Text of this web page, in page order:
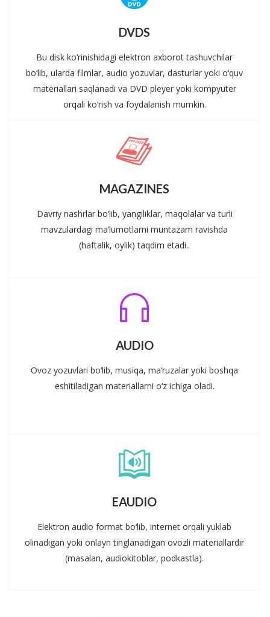
DVDS
Bu disk ko‘rinishidagi elektron axborot tashuvchilar
bo‘lib, ularda filmlar, audio yozuvlar, dasturlar yoki o‘quv
materiallari saqlanadi va DVD pleyer yoki kompyuter
orqali ko‘rish va foydalanish mumkin.
MAGAZINES
Davriy nashrlar bo‘lib, yangiliklar, maqolalar va turli
mavzulardagi ma’lumotlarni muntazam ravishda
(haftalik, oylik) taqdim etadi..
AUDIO
Ovoz yozuvlari bo‘lib, musiqa, ma’ruzalar yoki boshqa
eshitiladigan materiallarni o‘z ichiga oladi.
EAUDIO
Elektron audio format bo‘lib, internet orqali yuklab
olinadigan yoki onlayn tinglanadigan ovozli materiallardir
(masalan, audiokitoblar, podkastla).